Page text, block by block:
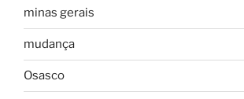
minas gerais
mudança
Osasco